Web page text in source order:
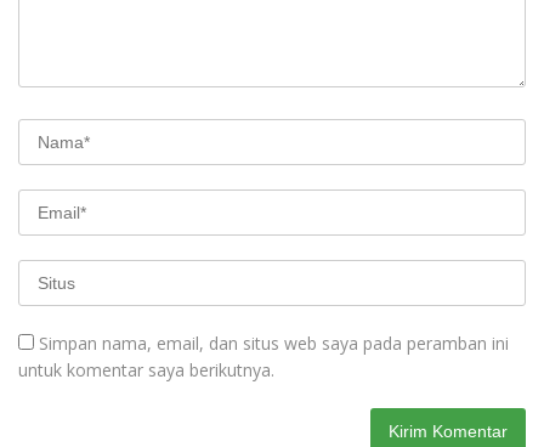
Simpan nama, email, dan situs web saya pada peramban ini
untuk komentar saya berikutnya.